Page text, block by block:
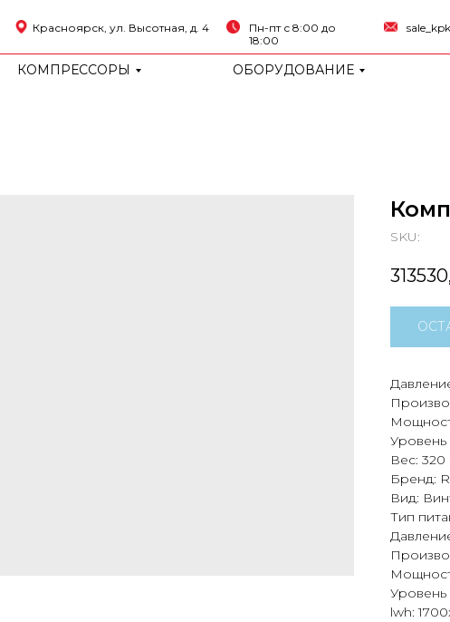
Красноярск, ул. Высотная, д. 4
Пн-пт с 8:00 до
18:00
КОМПРЕССОРЫ ОБОРУДОВАНИЕ
SKU:
Вес: 320
Бренд:
Вид:
Тип
lwh: